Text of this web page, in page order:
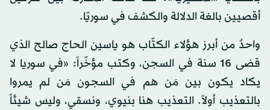
أقصيين بالغة الدلالة والكشف في سوريّا.
واحدٌ من أبرز هؤلاء الكتّاب هو ياسين الحاج صالح الذي
قضى 16 سنة في السجن، وكتب مؤخّراً: «في سوريا لا
يكاد يكون بين مَن هم في السجون مَن لم يمروا
بالتعذيب أولاً. التعذيب هنا بنيوي، ونسقي، وليس شيئاً